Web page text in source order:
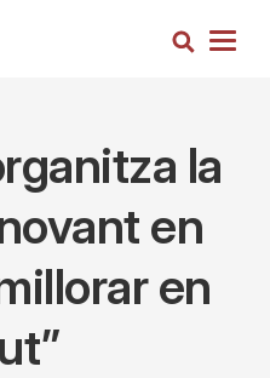
Search
la
en
en